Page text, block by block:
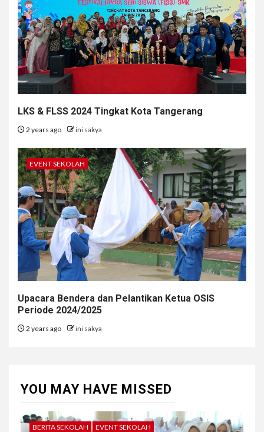
LKS & FLSS 2024 Tingkat Kota Tangerang
2 years ago ini sakya
EVENT SEKOLAH
Upacara Bendera dan Pelantikan Ketua OSIS
Periode 2024/2025
2 years ago ini sakya
YOU MAY HAVE MISSED
BERITA SEKOLAH EVENT SEKOLAH